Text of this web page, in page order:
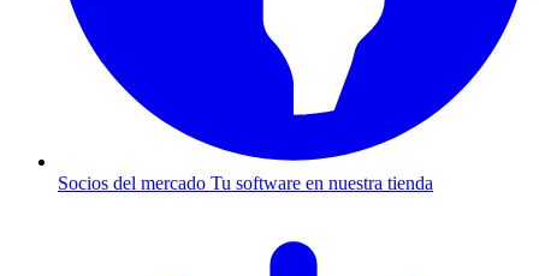
Socios del mercado Tu software en nuestra tienda